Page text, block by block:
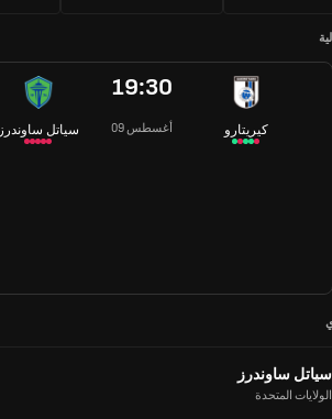
سياتل ساوندرز
19:30
09 أغسطس كيريتارو
سياتل ساوندرز
الولايات المتحدة